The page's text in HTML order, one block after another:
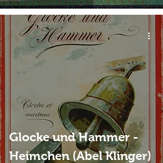
Glocke und Hammer -
Heimchen (Abel Klinger)